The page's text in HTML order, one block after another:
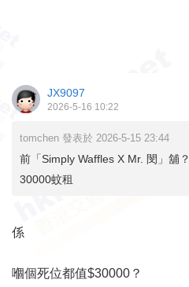
JX9097
2026-5-16 10:22
tomchen 發表於 2026-5-15 23:44
前「Simply Waffles X Mr. 閔」舖？
30000蚊租
係
嗰個死位都值$30000？